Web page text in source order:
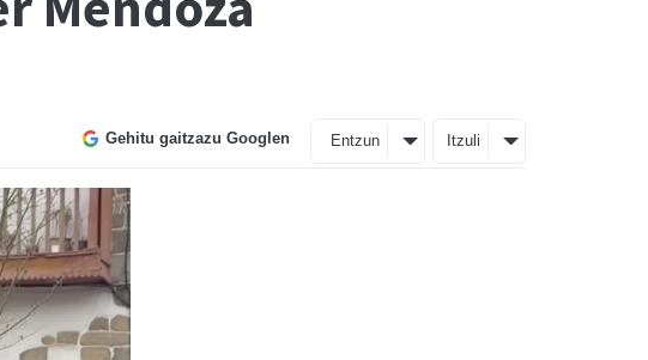
Gehitu gaitzazu Googlen Entzun Itzuli